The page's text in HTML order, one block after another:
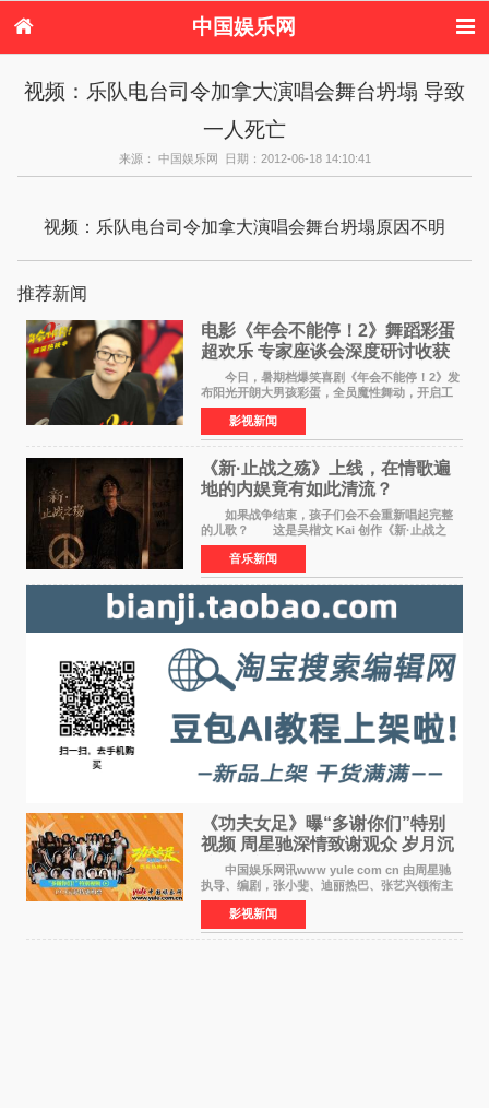
中国娱乐网
港台娱乐
日本娱乐 韩国娱乐
欧美娱乐
音乐新闻 影视新闻
港台明星八卦
日本韩国明星
欧美明星八卦
视频：乐队电台司令加拿大演唱会舞台坍塌 导致
一人死亡
来源： 中国娱乐网 日期：2012-06-18 14:10:41
视频：乐队电台司令加拿大演唱会舞台坍塌原因不明
推荐新闻
电影《年会不能停！2》舞蹈彩蛋
超欢乐 专家座谈会深度研讨收获
满满
今日，暑期档爆笑喜剧《年会不能停！2》发
布阳光开朗大男孩彩蛋，全员魔性舞动，开启工
位狂欢模式。影片于昨日同步举办专家座谈会，
导演董润年、总制片人应萝佳出席现场，与一众
业内、学界专家
影视新闻
《新·止战之殇》上线，在情歌遍
地的内娱竟有如此清流？
如果战争结束，孩子们会不会重新唱起完整
的儿歌？ 这是吴楷文 Kai 创作《新·止战之
殇》时最初的想法。 从伊朗相关冲突引发的
地区局势，到世界各地仍在发生的动荡与不安，
战争从来不只
音乐新闻
《功夫女足》曝“多谢你们”特别
视频 周星驰深情致谢观众 岁月沉
淀不灭初心
中国娱乐网讯www yule com cn 由周星驰
执导、编剧，张小斐、迪丽热巴、张艺兴领衔主
演，刘嘉玲、佐藤健特别出演，艾米、雪野、蔡
思贝、胡予安、倪好特别介绍的喜剧电影《功夫
女足》释出多谢你
影视新闻